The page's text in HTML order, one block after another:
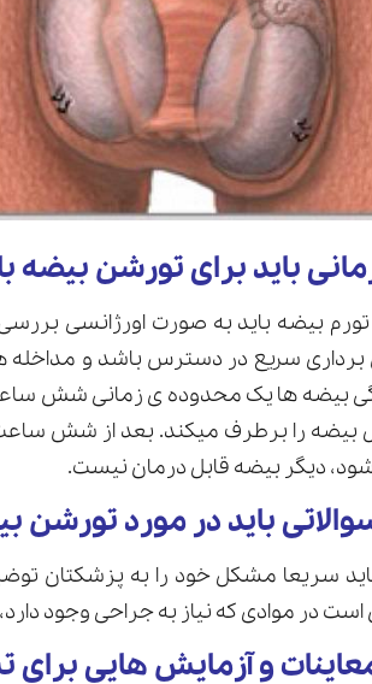
باید برای تورشن
بیضه باید به صورت اورژانسی
سریع در دسترس باشد و مداخله
شود، دیگر بیضه قابل درمان نیست.
باید در مورد تورشن
سریعا مشکل خود را به پزشکتان
در موادی که نیاز به جراحی وجود
و آزمایش هایی